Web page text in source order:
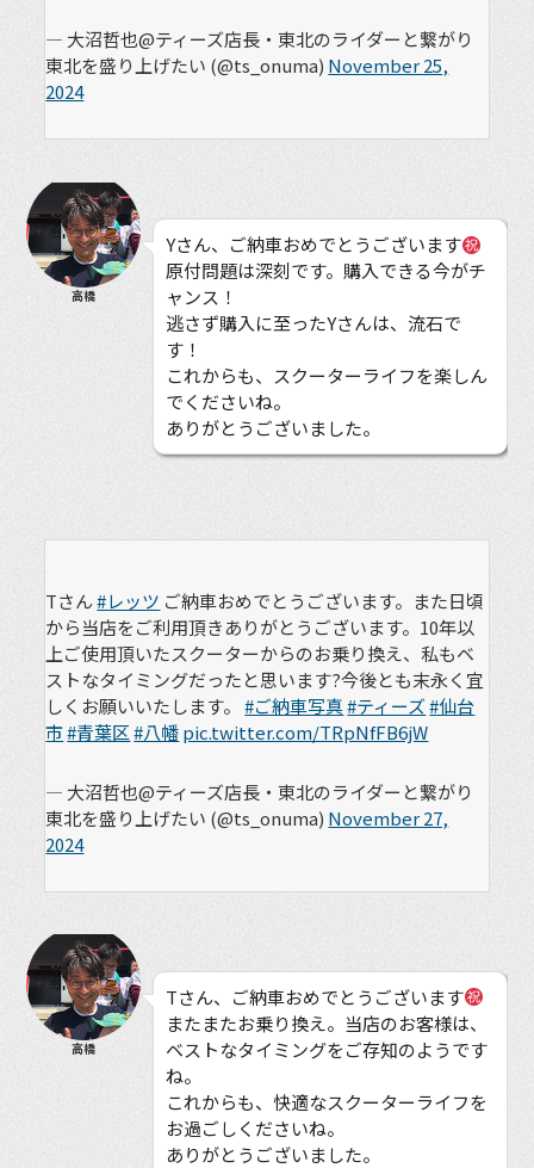
— 大沼哲也@ティーズ店長・東北のライダーと繋がり
東北を盛り上げたい (@ts_onuma) November 25,
2024
高橋
Yさん、ご納車おめでとうございます
原付問題は深刻です。購入できる今がチ
ャンス！
逃さず購入に至ったYさんは、流石で
す！
これからも、スクーターライフを楽しん
でくださいね。
ありがとうございました。
Tさん#レッツ ご納車おめでとうございます。また日頃
から当店をご利用頂きありがとうございます。10年以
上ご使用頂いたスクーターからのお乗り換え、私もベ
ストなタイミングだったと思います?今後とも末永く宜
しくお願いいたします。#ご納車写真#ティーズ#仙台
市#青葉区 #八幡pic.twitter.com/TRpNfFB6jW
— 大沼哲也@ティーズ店長・東北のライダーと繋がり
東北を盛り上げたい (@ts_onuma) November 27,
2024
高橋
Tさん、ご納車おめでとうございます
またまたお乗り換え。当店のお客様は、
ベストなタイミングをご存知のようです
ね。
これからも、快適なスクーターライフを
お過ごしくださいね。
ありがとうございました。